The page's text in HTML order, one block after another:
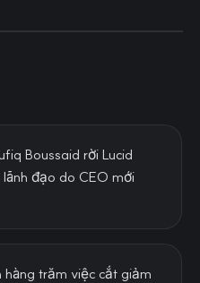
Boussaid rời Lucid
đạo do CEO mới
trăm việc cắt giảm